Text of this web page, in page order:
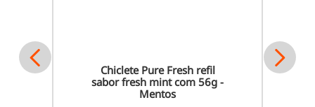
Chiclete Pure Fresh refil
sabor fresh mint com 56g -
Mentos